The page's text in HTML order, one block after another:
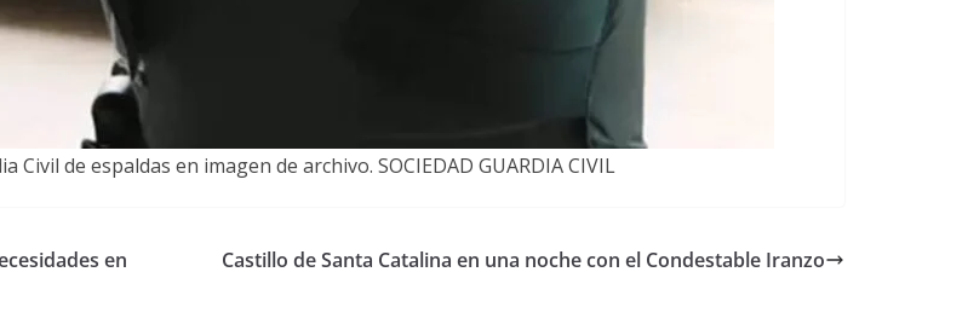
Civil de espaldas en imagen de archivo. SOCIEDAD GUARDIA CIVIL
en
Castillo de Santa Catalina en una noche con el Condestable Iranzo